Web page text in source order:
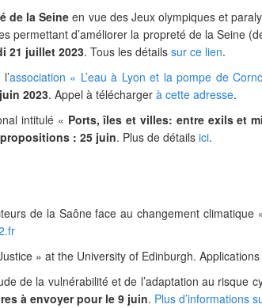
de la Seineen vue des Jeux olympiques et
permettant d’améliorer la propreté de la Seine
21 juillet 2023. Tous les détails sur ce lien.
association « L’eau à Lyon et la pompe de
2023. Appel à télécharger à cette adresse.
intitulé « Ports, îles et villes: entre exils et
: 25 juin. Plus de détails ici.
de la Saône face au changement climatique
» at the University of Edinburgh.
de la vulnérabilité et de l’adaptation au risque
à envoyer pour le 9 juin. Plus d’informations